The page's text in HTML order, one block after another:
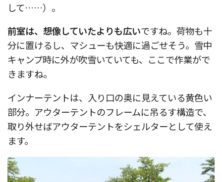
して……）。
前室は、想像していたよりも広いですね。荷物も十
分に置けるし、マシューも快適に過ごせそう。雪中
キャンプ時に外が吹雪いていても、ここで作業がで
きますね。
インナーテントは、入り口の奥に見えている黄色い
部分。アウターテントのフレームに吊るす構造で、
取り外せばアウターテントをシェルターとして使え
ます。